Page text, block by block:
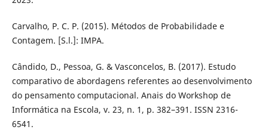
Carvalho, P. C. P. (2015). Métodos de Probabilidade e
Contagem. [S.l.]: IMPA.
Cândido, D., Pessoa, G. & Vasconcelos, B. (2017). Estudo
comparativo de abordagens referentes ao desenvolvimento
do pensamento computacional. Anais do Workshop de
Informática na Escola, v. 23, n. 1, p. 382–391. ISSN 2316-
6541.